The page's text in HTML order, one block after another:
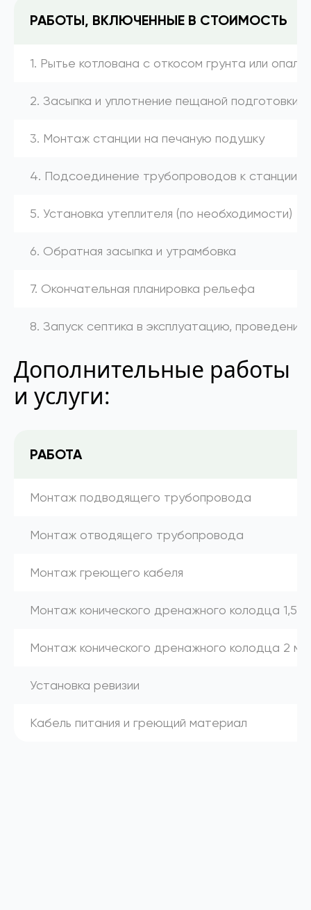
РАБОТЫ, ВКЛЮЧЕННЫЕ В СТОИМОСТЬ
1. Рытье котлована с откосом грунта или
2. Засыпка и уплотнение пещаной подготовки
3. Монтаж станции на печаную подушку
4. Подсоединение трубопроводов к станции
5. Установка утеплителя (по необходимости)
6. Обратная засыпка и утрамбовка
7. Окончательная планировка рельефа
8. Запуск септика в эксплуатацию,
Дополнительные работы
и услуги:
РАБОТА
Монтаж подводящего трубопровода
Монтаж отводящего трубопровода
Монтаж греющего кабеля
Монтаж конического дренажного колодца 1,5 м
Монтаж конического дренажного колодца 2 м
Установка ревизии
Кабель питания и греющий материал